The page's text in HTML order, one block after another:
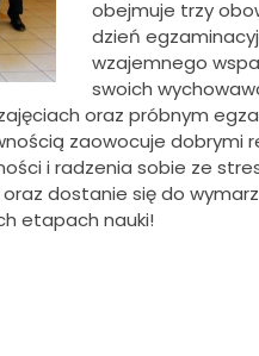
obejmuje trzy
dzień
wzajemnego
swoich
oraz próbnym
zaowocuje
i radzenia sobie ze
dostanie się do
etapach nauki!